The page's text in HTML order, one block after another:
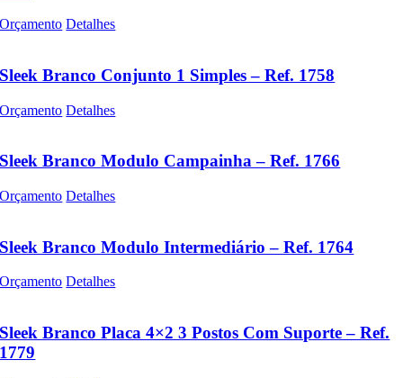
Orçamento Detalhes
Sleek Branco Conjunto 1 Simples – Ref. 1758
Orçamento Detalhes
Sleek Branco Modulo Campainha – Ref. 1766
Orçamento Detalhes
Sleek Branco Modulo Intermediário – Ref. 1764
Orçamento Detalhes
Sleek Branco Placa 4×2 3 Postos Com Suporte – Ref.
1779